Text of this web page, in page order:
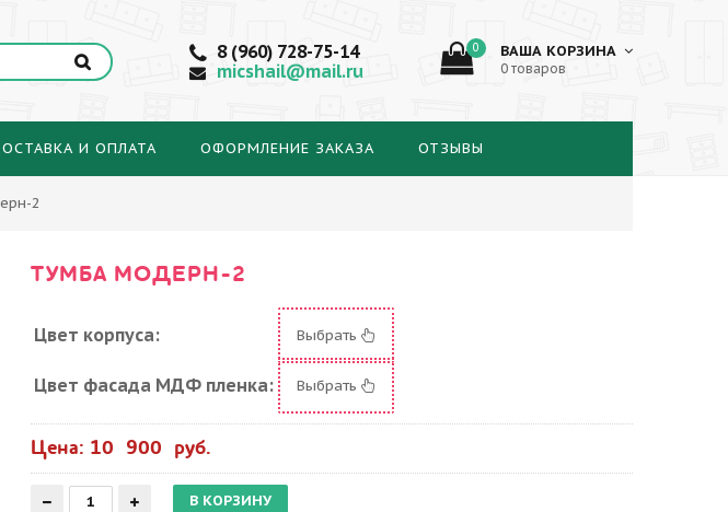
8 (960) 728-75-14
micshail@mail.ru
0 ВАША КОРЗИНА
0 товаров
И ОПЛАТА ОФОРМЛЕНИЕ ЗАКАЗА ОТЗЫВЫ
2
ТУМБА МОДЕРН-2
Цвет корпуса: Выбрать
Цвет фасада МДФ пленка: Выбрать
Цена: 10 900 руб.